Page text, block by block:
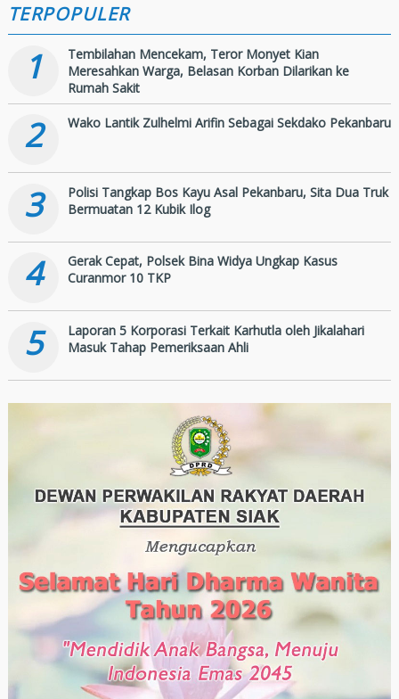
TERPOPULER
1
Tembilahan Mencekam, Teror Monyet Kian
Meresahkan Warga, Belasan Korban Dilarikan ke
Rumah Sakit
2 Wako Lantik Zulhelmi Arifin Sebagai Sekdako Pekanbaru
3
Polisi Tangkap Bos Kayu Asal Pekanbaru, Sita Dua Truk
Bermuatan 12 Kubik Ilog
4
Gerak Cepat, Polsek Bina Widya Ungkap Kasus
Curanmor 10 TKP
5
Laporan 5 Korporasi Terkait Karhutla oleh Jikalahari
Masuk Tahap Pemeriksaan Ahli